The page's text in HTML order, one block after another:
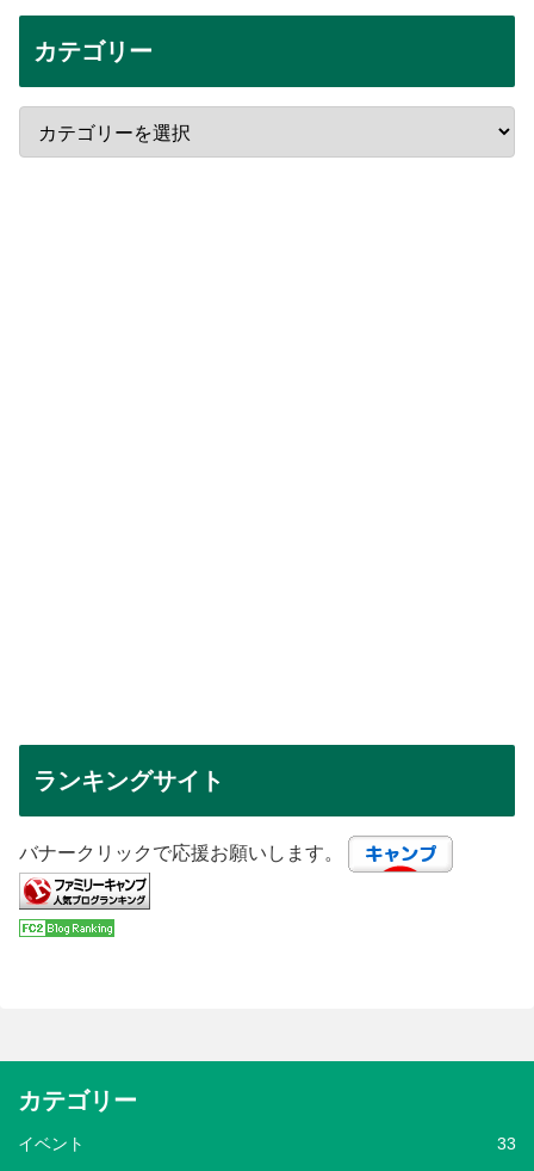
カテゴリー
ランキングサイト
バナークリックで応援お願いします。
カテゴリー
イベント 33